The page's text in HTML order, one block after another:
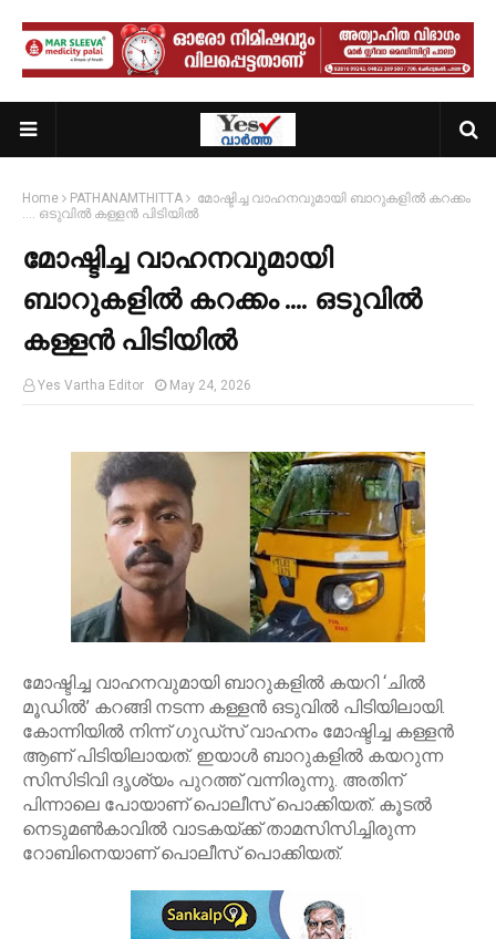
Home PATHANAMTHITTA
മോഷ്ടിച്ച വാഹനവുമായി ബാറുകളിൽ കറക്കം
.... ഒടുവിൽ കള്ളൻ പിടിയിൽ
മോഷ്ടിച്ച വാഹനവുമായി
ബാറുകളിൽ കറക്കം .... ഒടുവിൽ
കള്ളൻ പിടിയിൽ
Yes Vartha Editor May 24, 2026
മോഷ്ടിച്ച വാഹനവുമായി ബാറുകളിൽ കയറി ‘ചിൽ
മൂഡിൽ’ കറങ്ങി നടന്ന കള്ളൻ ഒടുവിൽ പിടിയിലായി.
കോന്നിയിൽ നിന്ന് ഗുഡ്സ് വാഹനം മോഷ്ടിച്ച കള്ളൻ
ആണ് പിടിയിലായത്. ഇയാൾ ബാറുകളിൽ കയറുന്ന
സിസിടിവി ദൃശ്യം പുറത്ത് വന്നിരുന്നു. അതിന്
പിന്നാലെ പോയാണ് പൊലീസ് പൊക്കിയത്. കൂടൽ
നെടുമൺകാവിൽ വാടകയ്ക്ക് താമസിസിച്ചിരുന്ന
റോബിനെയാണ് പൊലീസ് പൊക്കിയത്.